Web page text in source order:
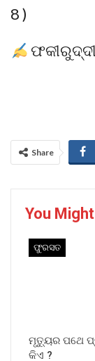
8 )
Share
You
ଫୁରସତ
ମୃତ୍ୟୁର ପଥେ
କିଏ ?